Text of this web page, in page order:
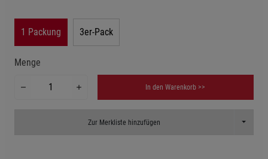
1 Packung 3er-Pack
Menge
In den Warenkorb >>
Zur Merkliste hinzufügen Toggle